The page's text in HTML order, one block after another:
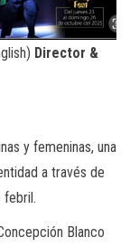
Director &
y femeninas, una
a través de
febril.
Blanco